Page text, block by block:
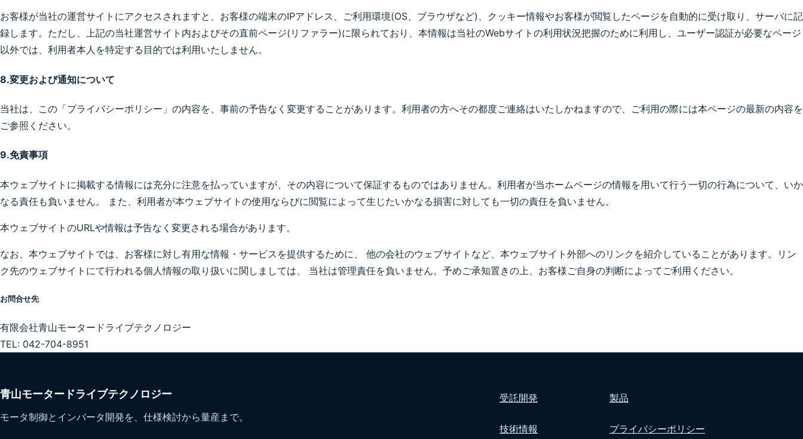
お客様が当社の運営サイトにアクセスされますと、お客様の端末のIPアドレス、ご利用環境(OS、ブラウザなど)、クッキー情報やお客様が閲覧したページを自動的に受け取り、サーバに記
録します。ただし、上記の当社運営サイト内およびその直前ページ(リファラー)に限られており、本情報は当社のWebサイトの利用状況把握のために利用し、ユーザー認証が必要なページ
以外では、利用者本人を特定する目的では利用いたしません。
8.変更および通知について
当社は、この「プライバシーポリシー」の内容を、事前の予告なく変更することがあります。利用者の方へその都度ご連絡はいたしかねますので、ご利用の際には本ページの最新の内容を
ご参照ください。
9.免責事項
本ウェブサイトに掲載する情報には充分に注意を払っていますが、その内容について保証するものではありません。利用者が当ホームページの情報を用いて行う一切の行為について、いか
なる責任も負いません。 また、利用者が本ウェブサイトの使用ならびに閲覧によって生じたいかなる損害に対しても一切の責任を負いません。
本ウェブサイトのURLや情報は予告なく変更される場合があります。
なお、本ウェブサイトでは、お客様に対し有用な情報・サービスを提供するために、 他の会社のウェブサイトなど、本ウェブサイト外部へのリンクを紹介していることがあります。リン
ク先のウェブサイトにて行われる個人情報の取り扱いに関しましては、 当社は管理責任を負いません。予めご承知置きの上、お客様ご自身の判断によってご利用ください。
お問合せ先
有限会社青山モータードライブテクノロジー
TEL: 042-704-8951
青山モータードライブテクノロジー
モータ制御とインバータ開発を、仕様検討から量産まで。
受託開発 製品
技術情報 プライバシーポリシー